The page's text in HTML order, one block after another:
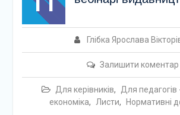
Глібка Ярослава
Залишити коментар
Для керівників,
Для педагогів
економіка, Листи,
Нормативні